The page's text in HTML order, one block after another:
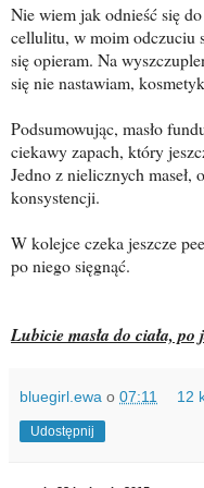
Nie wiem jak odnieść się
cellulitu, w moim odczuciu
się opieram. Na
się nie nastawiam,
Podsumowując, masło
ciekawy zapach, który
Jedno z nielicznych maseł,
konsystencji.
W kolejce czeka jeszcze
po niego sięgnąć.
Lubicie masła do ciała,
bluegirl.ewa o 07:11 12
Udostępnij